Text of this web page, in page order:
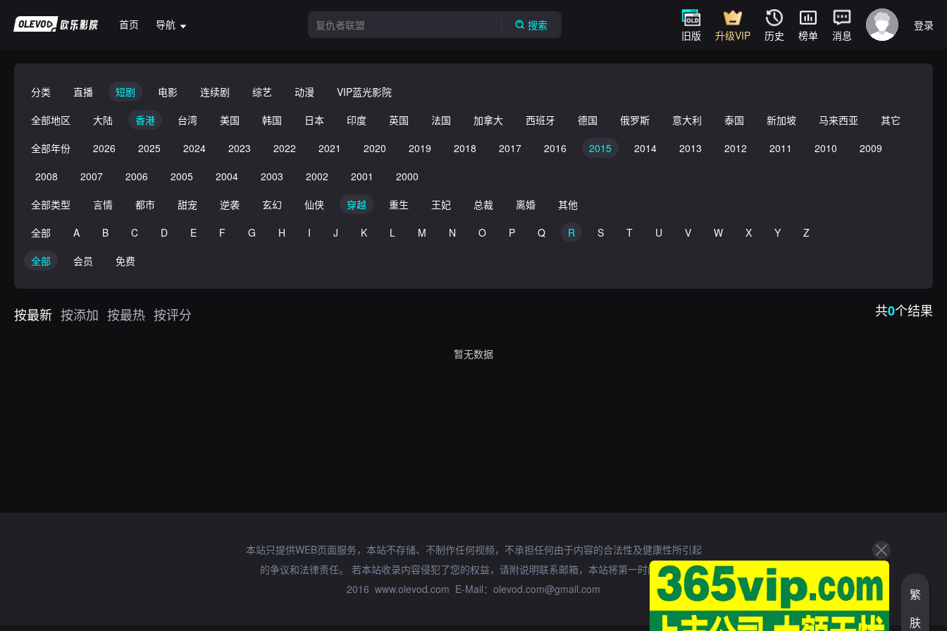
首页 导航 搜索
旧版 升级VIP 历史 榜单 消息
登录
分类 直播 短剧 电影 连续剧 综艺 动漫
VIP蓝光影院
全部地区
大陆 香港 台湾 美国 韩国 日本 印度 英国 法国 加拿大 西班牙 德国 俄罗斯 意大利 泰国 新加坡 马来西亚
其它
全部年份
2026 2025 2024 2023 2022 2021 2020 2019 2018 2017 2016 2015 2014 2013 2012 2011 2010
2009
2008
2007 2006 2005 2004 2003 2002 2001
2000
全部类型
言情 都市 甜宠 逆袭 玄幻 仙侠 穿越 重生 王妃 总裁 离婚
其他
全部
A B C D E F G H I J K L M N O P Q R S T U V W X Y
Z
全部
会员 免费
按最新 按添加 按最热 按评分 共0个结果
暂无数据
本站只提供WEB页面服务，本站不存储、不制作任何视频，不承担任何由于内容的合法性及健康性所引起
的争议和法律责任。 若本站收录内容侵犯了您的权益，请附说明联系邮箱，本站将第一时间处理。
2016 www.olevod.com E-Mail：olevod.com@gmail.com
繁
肤